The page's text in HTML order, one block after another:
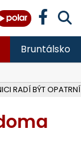
Bruntálsko
RADÍ BÝT OPATRNÍ